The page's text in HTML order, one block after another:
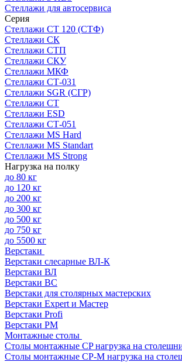
Стеллажи для автосервиса
Серия
Стеллажи СТ 120 (СТФ)
Стеллажи СК
Стеллажи СТП
Стеллажи СКУ
Стеллажи МКФ
Стеллажи СТ-031
Стеллажи SGR (СГР)
Стеллажи СТ
Стеллажи ESD
Стеллажи СТ-051
Стеллажи MS Hard
Стеллажи MS Standart
Стеллажи MS Strong
Нагрузка на полку
до 80 кг
до 120 кг
до 200 кг
до 300 кг
до 500 кг
до 750 кг
до 5500 кг
Верстаки
Верстаки слесарные ВЛ-К
Верстаки ВЛ
Верстаки ВС
Верстаки для столярных мастерских
Верстаки Expert и Мастер
Верстаки Profi
Верстаки РМ
Монтажные столы
Столы монтажные СP нагрузка на
Столы монтажные СР-М нагрузка на